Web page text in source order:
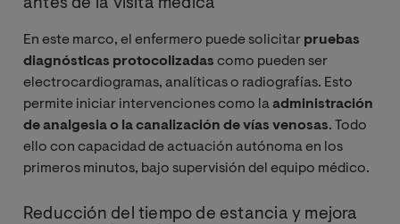
antes de la visita médica
En este marco, el enfermero puede solicitar pruebas
diagnósticas protocolizadas como pueden ser
electrocardiogramas, analíticas o radiografías. Esto
permite iniciar intervenciones como laadministración
de analgesia o la canalización de vías venosas. Todo
ello con capacidad de actuación autónoma en los
primeros minutos, bajo supervisión del equipo médico.
Reducción del tiempo de estancia y mejora